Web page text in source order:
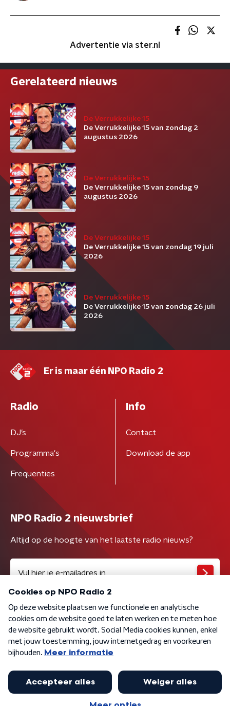
Advertentie via ster.nl
Gerelateerd nieuws
De Verrukkelijke 15
De Verrukkelijke 15 van zondag 2
augustus 2026
De Verrukkelijke 15
De Verrukkelijke 15 van zondag 9
augustus 2026
De Verrukkelijke 15
De Verrukkelijke 15 van zondag 19 juli
2026
De Verrukkelijke 15
De Verrukkelijke 15 van zondag 26 juli
2026
Er is maar één NPO Radio 2
Radio
DJ’s
Programma's
Frequenties
Info
Contact
Download de app
NPO Radio 2 nieuwsbrief
Altijd op de hoogte van het laatste radio nieuws?
Algemene voorwaarden